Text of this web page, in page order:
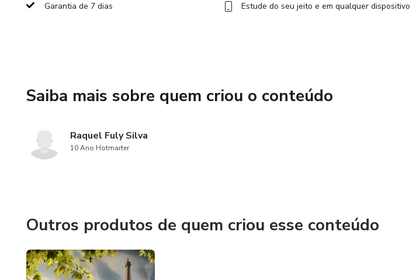
Garantia de 7 dias Estude do seu jeito e em qualquer dispositivo
Saiba mais sobre quem criou o conteúdo
Raquel Fuly Silva
10 Ano Hotmarter
Outros produtos de quem criou esse conteúdo